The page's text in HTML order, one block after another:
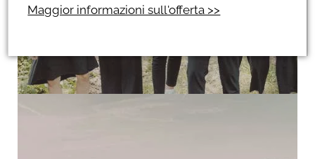
Maggior informazioni sull'offerta >>